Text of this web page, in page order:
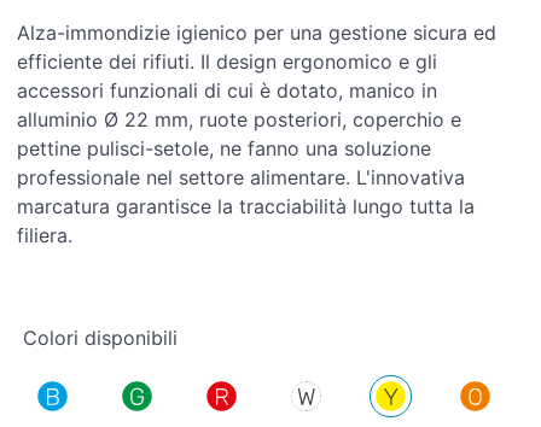
Alza-immondizie igienico per una gestione sicura ed
efficiente dei rifiuti. Il design ergonomico e gli
accessori funzionali di cui è dotato, manico in
alluminio Ø 22 mm, ruote posteriori, coperchio e
pettine pulisci-setole, ne fanno una soluzione
professionale nel settore alimentare. L'innovativa
marcatura garantisce la tracciabilità lungo tutta la
filiera.
Colori disponibili